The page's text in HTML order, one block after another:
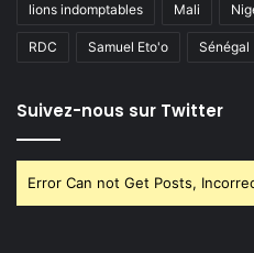
lions indomptables Mali
RDC Samuel Eto'o Sénégal
Suivez-nous sur Twitter
Error Can not Get Posts,